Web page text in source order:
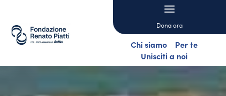
Dona ora
Chi siamo
Per te
Unisciti a noi